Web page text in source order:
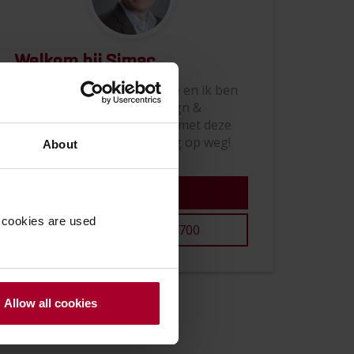
About
are used
Allow all cookies
Welkom bij Simac
Mijn naam is Stephan Peute en ik ben
manager engineering, design &
consultancy. Ik ben bekend met deze
technologie en help u graag op weg!
+31 (0)416 387 700